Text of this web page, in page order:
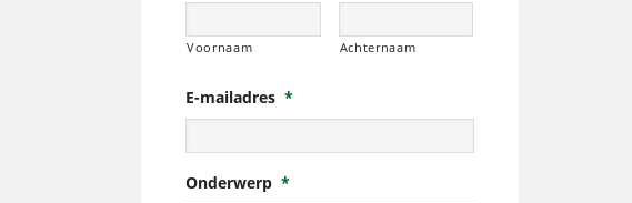
Voornaam Achternaam
E-mailadres *
Onderwerp *